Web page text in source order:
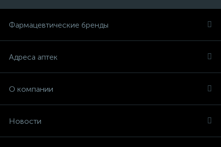
Фармацевтические бренды
Адреса аптек
О компании
Новости